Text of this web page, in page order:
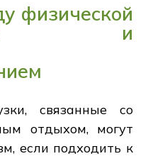
физической
и
связанные со
отдыхом, могут
если подходить к